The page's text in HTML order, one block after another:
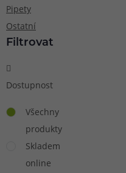
Pipety
Ostatní
Filtrovat
Dostupnost
Všechny
produkty
Skladem
online